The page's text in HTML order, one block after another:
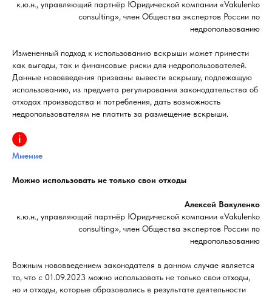
к.ю.н., управляющий партнёр Юридической компании «Vakulenko
сonsulting», член Общества экспертов России по
недропользованию
Измененный подход к использованию вскрыши может принести
как выгоды, так и финансовые риски для недропользователей.
Данные нововведения призваны вывести вскрышу, подлежащую
использованию, из предмета регулирования законодательства об
отходах производства и потребления, дать возможность
недропользователям не платить за размещение вскрыши.
Мнение
Можно использовать не только свои отходы
Алексей Вакуленко
к.ю.н., управляющий партнёр Юридической компании «Vakulenko
сonsulting», член Общества экспертов России по
недропользованию
Важным нововведением законодателя в данном случае является
то, что с 01.09.2023 можно использовать не только свои отходы,
но и отходы, которые образовались в результате деятельности